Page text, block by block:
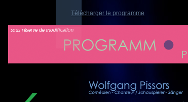
Télécharger le programme